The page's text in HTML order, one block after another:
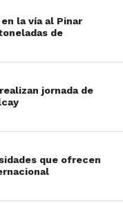
la vía al Pinar
de
jornada de
que ofrecen